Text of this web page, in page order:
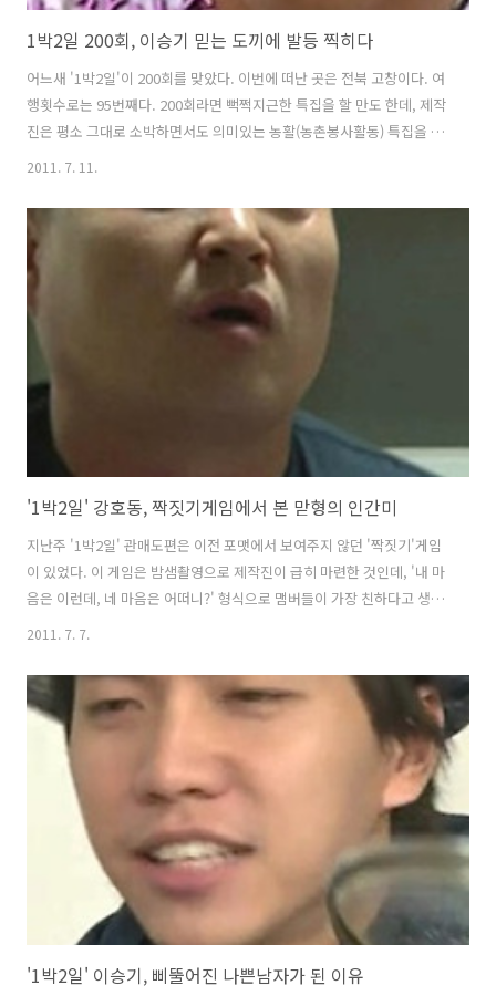
1박2일 200회, 이승기 믿는 도끼에 발등 찍히다
어느새 '1박2일'이 200회를 맞았다. 이번에 떠난 곳은 전북 고창이다. 여
행횟수로는 95번째다. 200회라면 뻑쩍지근한 특집을 할 만도 한데, 제작
진은 평소 그대로 소박하면서도 의미있는 농활(농촌봉사활동) 특집을 마
련했다. 평소대로 강호동 등 맴버들이 오프닝을 한 후 '노동마을'에 들어
게 고생할 줄 누가 알았겠나? 아무것도 모르고 베이스캠프로 마련한 잔
듸 넓은 집에 도착했는데, 200회 특집답게 4인조 클래식 연주단에 뷔페
식까지 차려진 게 아닌가? 맴버들은 200회까지 오는 동안 고생했다고 제
작진이 아무 조건없이 마음껏 먹으라는 줄 알았다. 사실 나영석PD 등 스
탭진까지 모두 접시 하나씩 들고 200회 자축연이라도 여는가 싶었다..
2011. 7. 11.
'1박2일' 강호동, 짝짓기게임에서 본 맏형의 인간미
지난주 '1박2일' 관매도편은 이전 포맷에서 보여주지 않던 '짝짓기'게임
이 있었다. 이 게임은 밤샘촬영으로 제작진이 급히 마련한 것인데, '내 마
음은 이런데, 네 마음은 어떠니?' 형식으로 맴버들이 가장 친하다고 생각
하는 한 사람을 선택하게 했다. 10분 만에 결정해서 손바닥에 적으라고
로 짝이 될 경우에는 밤샘 촬영을 면제해준다고 했는데, 그 결과를 보니
예상 외다. 강호동, 이승기가 0표를 받았고, 이수근과 은지원은 2표를 받
았다. 짝짓기 게임을 위해 제작진은 맴버들을 독립된 공간으로 따로 분리
시켰다. 혼자가 된 맴버들은 내가 누굴 선택해야 밤샘 촬영을 면제받을까
를 고민했다. 즉 평소 좋아하는 맴버를 선택하면 짝이 될 확률이 없다..
2011. 7. 7.
'1박2일' 이승기, 삐뚤어진 나쁜남자가 된 이유